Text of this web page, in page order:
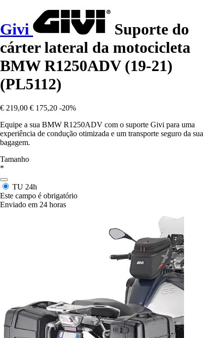
Givi
Suporte do
cárter lateral da motocicleta
BMW R1250ADV (19-21)
(PL5112)
€ 219,00 € 175,20 -20%
Equipe a sua BMW R1250ADV com o suporte Givi para uma
experiência de condução otimizada e um transporte seguro da sua
bagagem.
Tamanho
*
TU 24h
Este campo é obrigatório
Enviado em 24 horas